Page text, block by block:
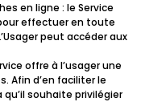
en ligne : le Service
effectuer en toute
peut accéder aux
offre à l’usager une
Afin d’en faciliter le
qu’il souhaite privilégier